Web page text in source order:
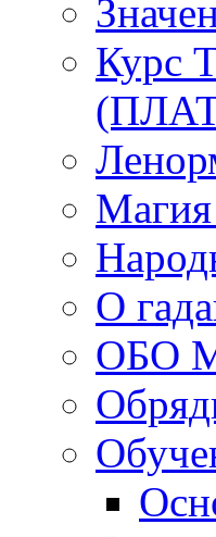
Курс
О
ОБО